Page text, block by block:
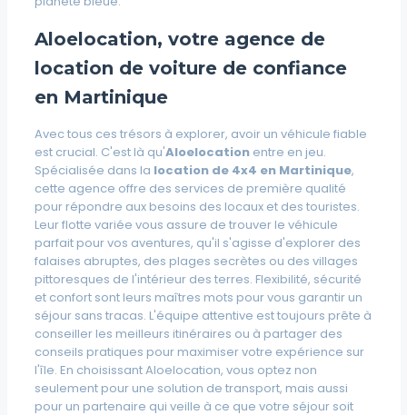
Aloelocation, votre agence de
location de voiture de confiance
en Martinique
Avec tous ces trésors à explorer, avoir un véhicule fiable
est crucial. C'est là qu'Aloelocationentre en jeu.
Spécialisée dans la location de 4x4 en Martinique,
cette agence offre des services de première qualité
pour répondre aux besoins des locaux et des touristes.
Leur flotte variée vous assure de trouver le véhicule
parfait pour vos aventures, qu'il s'agisse d'explorer des
falaises abruptes, des plages secrètes ou des villages
pittoresques de l'intérieur des terres. Flexibilité, sécurité
et confort sont leurs maîtres mots pour vous garantir un
séjour sans tracas. L'équipe attentive est toujours prête à
conseiller les meilleurs itinéraires ou à partager des
conseils pratiques pour maximiser votre expérience sur
l'île. En choisissant Aloelocation, vous optez non
seulement pour une solution de transport, mais aussi
pour un partenaire qui veille à ce que votre séjour soit